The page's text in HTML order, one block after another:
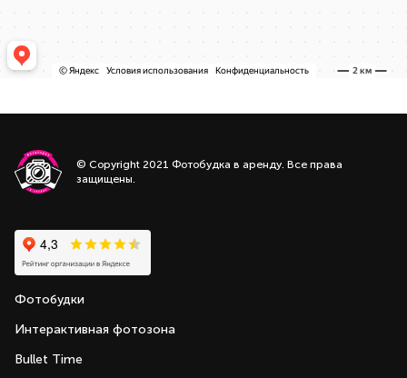
© Copyright 2021 Фотобудка в аренду. Все права
защищены.
Фотобудки
Интерактивная фотозона
Bullet Time